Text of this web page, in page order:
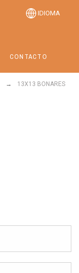
IDIOMA
CONTACTO
13X13 BONARES